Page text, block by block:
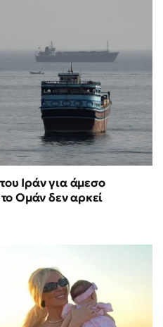
Ιράν για άμεσο
το Ομάν δεν αρκεί